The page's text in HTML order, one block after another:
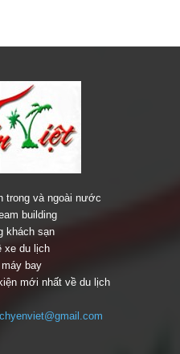
trong và ngoài nước
building
khách sạn
xe du lịch
bay
mới nhất về du lịch